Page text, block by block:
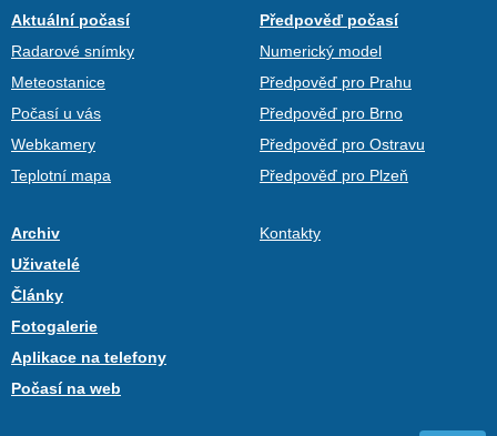
Aktuální počasí
Radarové snímky
Meteostanice
Počasí u vás
Webkamery
Teplotní mapa
Předpověď počasí
Numerický model
Předpověď pro Prahu
Předpověď pro Brno
Předpověď pro Ostravu
Předpověď pro Plzeň
Archiv
Uživatelé
Články
Fotogalerie
Aplikace na telefony
Počasí na web
Kontakty